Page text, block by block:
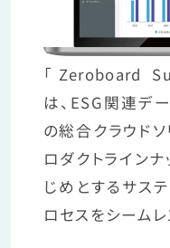
「Zeroboard
は、ESG関連デ
の総合クラウド
ロダクトライン
じめとするサス
ロセスをシームレ